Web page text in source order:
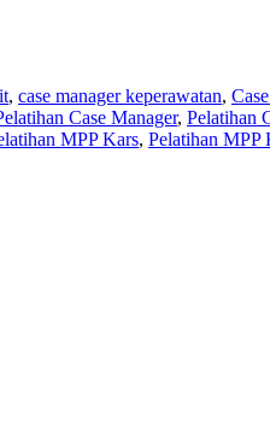
, case manager keperawatan,
Case Manager, Pelatihan
MPP Kars, Pelatihan MPP